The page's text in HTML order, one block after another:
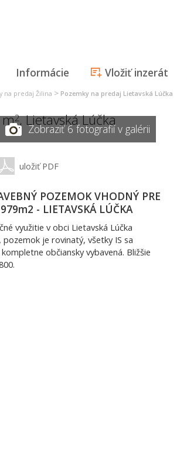
Informácie Vložiť inzerát
na predaj Žilina > Pozemky na predaj Lietavská Lúčka
m2,Lietavská Lúčka
Zobraziť 6 fotografií v galérii
uložiť PDF
POZEMOK VHODNÝ PRE
- LIETAVSKÁ LÚČKA
využitie v obci Lietavská Lúčka
je rovinatý, všetky IS sa
občiansky vybavená. Bližšie